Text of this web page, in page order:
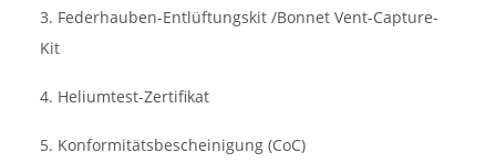
3. Federhauben-Entlüftungskit /Bonnet Vent-Capture-
Kit
4. Heliumtest-Zertifikat
5. Konformitätsbescheinigung (CoC)